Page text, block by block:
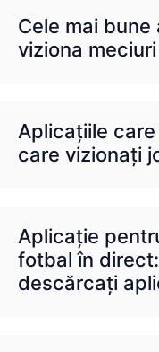
Cele mai
viziona
Aplicațiile
care vizionați
Aplicație
fotbal în
descărcați